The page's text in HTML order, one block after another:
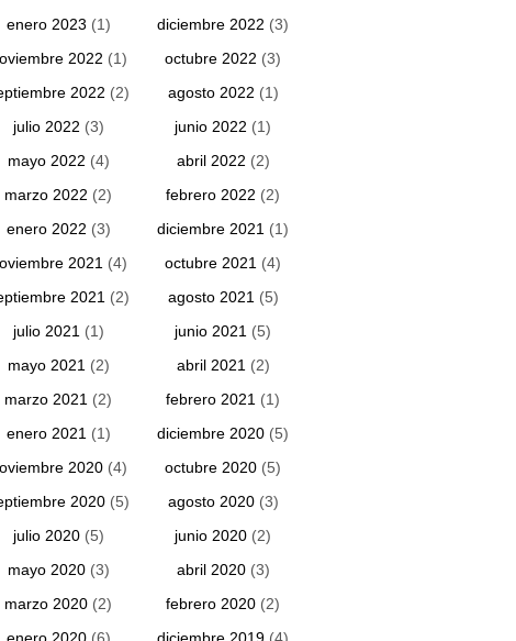
enero 2023 (1) diciembre 2022 (3)
2022 (1) octubre 2022 (3)
2022 (2) agosto 2022 (1)
julio 2022 (3) junio 2022 (1)
mayo 2022 (4) abril 2022 (2)
marzo 2022 (2) febrero 2022 (2)
enero 2022 (3) diciembre 2021 (1)
2021 (4) octubre 2021 (4)
2021 (2) agosto 2021 (5)
julio 2021 (1) junio 2021 (5)
mayo 2021 (2) abril 2021 (2)
marzo 2021 (2) febrero 2021 (1)
enero 2021 (1) diciembre 2020 (5)
2020(4) octubre 2020 (5)
2020(5) agosto 2020(3)
julio 2020(5) junio 2020 (2)
mayo 2020(3) abril 2020(3)
marzo 2020 (2) febrero 2020 (2)